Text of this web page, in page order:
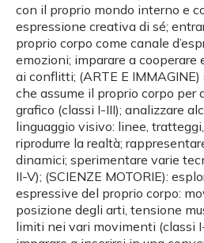
con il proprio mondo interno e
espressione creativa di sé;
proprio corpo come canale
emozioni; imparare a cooperare
ai conflitti; (ARTE E
che assume il proprio corpo per
grafico (classi I-III); analizzare
linguaggio visivo: linee,
riprodurre la realtà;
dinamici; sperimentare varie
II-V); (SCIENZE MOTORIE):
espressive del proprio corpo:
posizione degli arti, tensione
limiti nei vari movimenti (classi